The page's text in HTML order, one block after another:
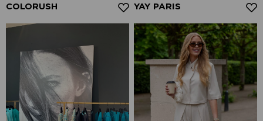
COLORUSH YAY PARIS